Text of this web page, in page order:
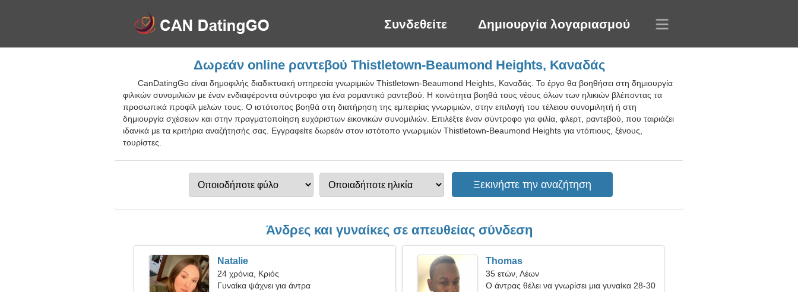
Συνδεθείτε Δημιουργία λογαριασμού
Δωρεάν online ραντεβού Thistletown-Beaumond Heights, Καναδάς
CanDatingGo είναι δημοφιλής διαδικτυακή υπηρεσία γνωριμιών Thistletown-Beaumond Heights, Καναδάς. Το έργο θα βοηθήσει στη δημιουργία
φιλικών συνομιλιών με έναν ενδιαφέροντα σύντροφο για ένα ρομαντικό ραντεβού. Η κοινότητα βοηθά τους νέους όλων των ηλικιών βλέποντας τα
προσωπικά προφίλ μελών τους. Ο ιστότοπος βοηθά στη διατήρηση της εμπειρίας γνωριμιών, στην επιλογή του τέλειου συνομιλητή ή στη
δημιουργία σχέσεων και στην πραγματοποίηση ευχάριστων εικονικών συνομιλιών. Επιλέξτε έναν σύντροφο για φιλία, φλερτ, ραντεβού, που ταιριάζει
ιδανικά με τα κριτήρια αναζήτησής σας. Εγγραφείτε δωρεάν στον ιστότοπο γνωριμιών Thistletown-Beaumond Heights για ντόπιους, ξένους,
τουρίστες.
Άνδρες και γυναίκες σε απευθείας σύνδεση
Natalie
24 χρόνια, Κριός
Γυναίκα ψάχνει για άντρα
Thomas
35 ετών, Λέων
Ο άντρας θέλει να γνωρίσει μια γυναίκα 28-30